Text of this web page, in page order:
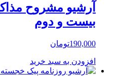
آرشیو مشروح
بیست و دوم
190,000تومان
افزودن به سبد خرید